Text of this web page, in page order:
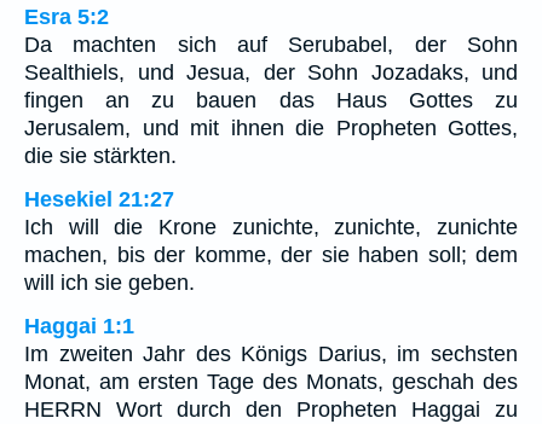
Esra 5:2
Da machten sich auf Serubabel, der Sohn
Sealthiels, und Jesua, der Sohn Jozadaks, und
fingen an zu bauen das Haus Gottes zu
Jerusalem, und mit ihnen die Propheten Gottes,
die sie stärkten.
Hesekiel 21:27
Ich will die Krone zunichte, zunichte, zunichte
machen, bis der komme, der sie haben soll; dem
will ich sie geben.
Haggai 1:1
Im zweiten Jahr des Königs Darius, im sechsten
Monat, am ersten Tage des Monats, geschah des
HERRN Wort durch den Propheten Haggai zu